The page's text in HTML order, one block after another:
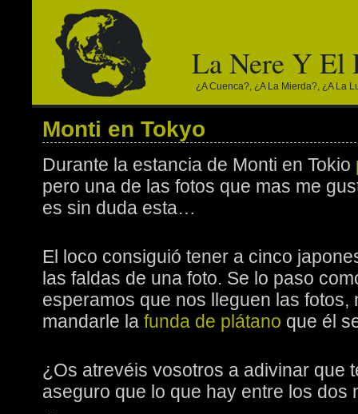
La Nere Y
¿a Cuenca?, ¿a La Mierda?, ¿a La
Monti en Tokyo
Durante la estancia de Monti en Tokio
pero una de las fotos que mas me
es sin duda esta…
El loco consiguió tener a cinco
las faldas de una foto. Se lo paso
esperamos que nos lleguen las fotos,
mandarle la funda de plátano que él
¿Os atrevéis vosotros a adivinar que
aseguro que lo que hay entre los